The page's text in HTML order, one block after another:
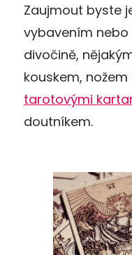
Zaujmout byste
vybavením
divočině,
kouskem,
tarotovými
doutníkem.